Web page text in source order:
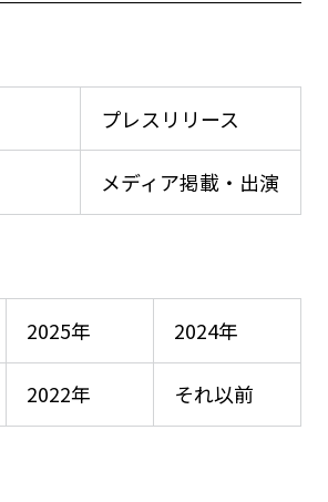
プレスリリース
メディア掲載・出演
2025年 2024年
2022年 それ以前